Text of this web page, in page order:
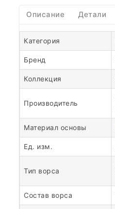
Описание Детали
Категория
Бренд
Коллекция
Производитель
Материал основы
Ед. изм.
Тип ворса
Состав ворса